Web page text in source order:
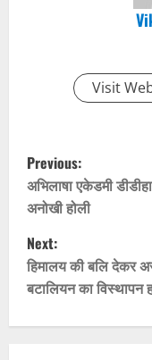
Visit
P
o
s
t
n
Previous:
अभिलाषा एकेडमी
अनोखी होली
Next:
हिमालय की बलि देकर
बटालियन का विस्थापन